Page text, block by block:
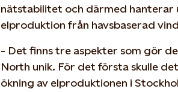
nätstabilitet och därmed
elproduktion från havsbaserad
- Det finns tre aspekter som gör
North unik. För det första skulle
ökning av elproduktionen i